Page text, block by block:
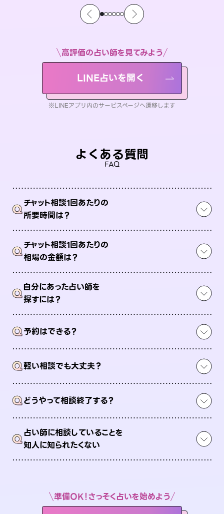
高評価の占い師を見てみよう
LINE占いを開く
※LINEアプリ内のサービスページへ遷移します
よくある質問
FAQ
Qチャット相談1回あたりの
所要時間は？
Qチャット相談1回あたりの
相場の金額は？
Q自分にあった占い師を
探すには？
Q予約はできる？
Q軽い相談でも大丈夫？
Qどうやって相談終了する？
Q占い師に相談していることを
知人に知られたくない
準備OK！さっそく占いを始めよう